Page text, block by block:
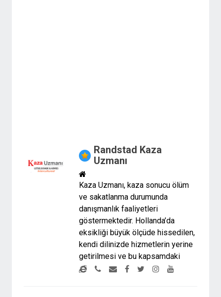
Randstad Kaza
Uzmanı
Kaza Uzmanı, kaza sonucu ölüm
ve sakatlanma durumunda
danışmanlık faaliyetleri
göstermektedir. Hollanda’da
eksikliği büyük ölçüde hissedilen,
kendi dilinizde hizmetlerin yerine
getirilmesi ve bu kapsamdaki